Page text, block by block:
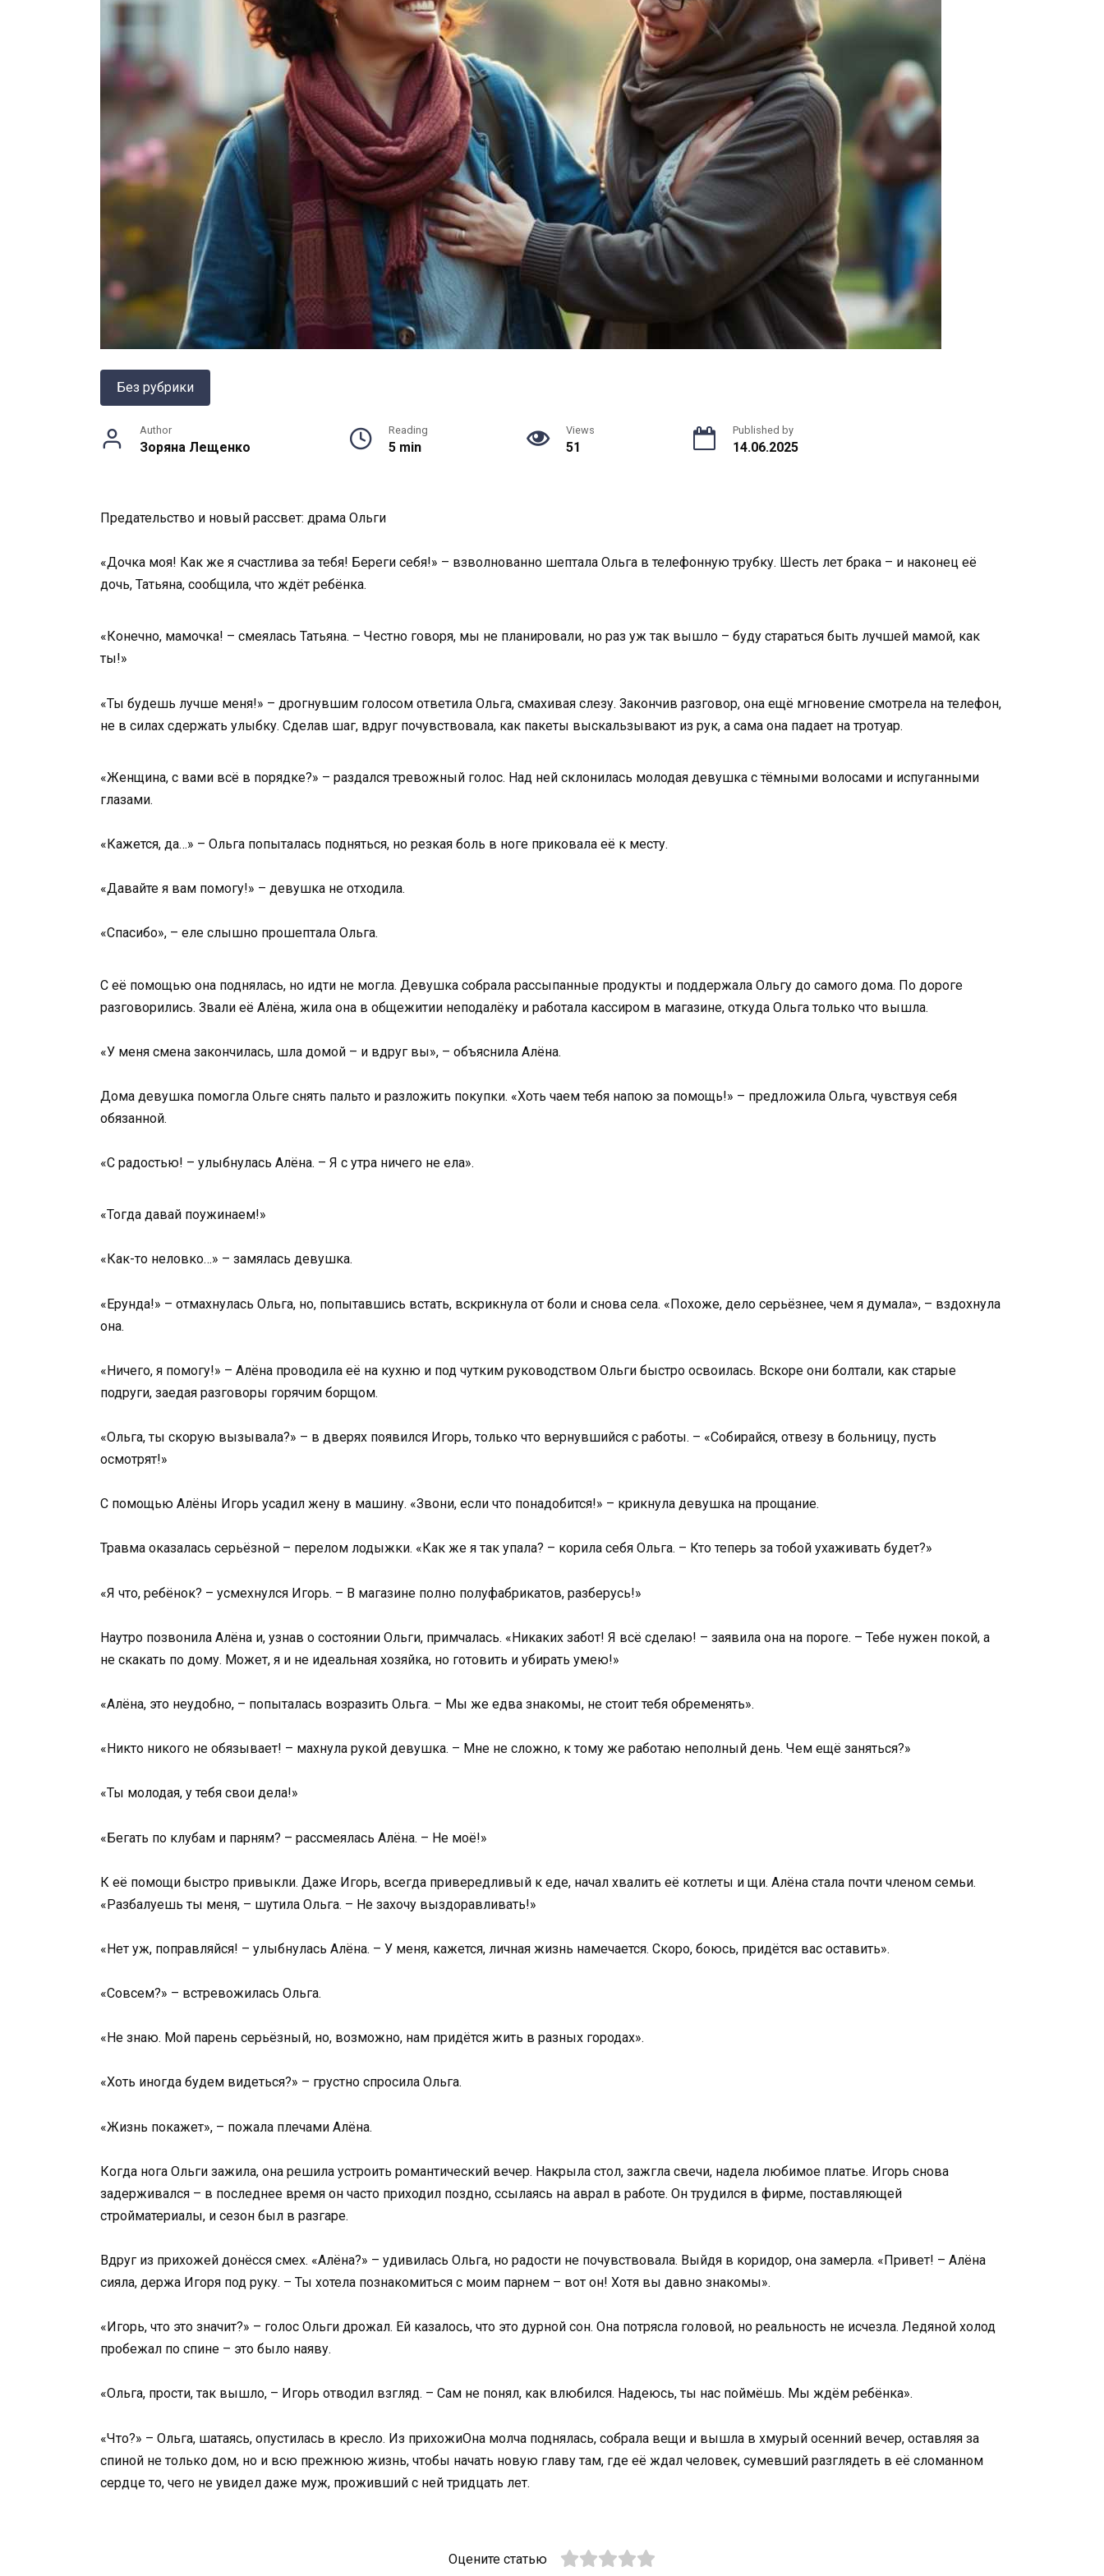
Без рубрики
Author
Зоряна Лещенко
Reading
5 min
Views
51
Published by
14.06.2025
Предательство и новый рассвет: драма Ольги
«Дочка моя! Как же я счастлива за тебя! Береги себя!» – взволнованно шептала Ольга в телефонную трубку. Шесть лет брака – и наконец её
дочь, Татьяна, сообщила, что ждёт ребёнка.
«Конечно, мамочка! – смеялась Татьяна. – Честно говоря, мы не планировали, но раз уж так вышло – буду стараться быть лучшей мамой, как
ты!»
«Ты будешь лучше меня!» – дрогнувшим голосом ответила Ольга, смахивая слезу. Закончив разговор, она ещё мгновение смотрела на телефон,
не в силах сдержать улыбку. Сделав шаг, вдруг почувствовала, как пакеты выскальзывают из рук, а сама она падает на тротуар.
«Женщина, с вами всё в порядке?» – раздался тревожный голос. Над ней склонилась молодая девушка с тёмными волосами и испуганными
глазами.
«Кажется, да…» – Ольга попыталась подняться, но резкая боль в ноге приковала её к месту.
«Давайте я вам помогу!» – девушка не отходила.
«Спасибо», – еле слышно прошептала Ольга.
С её помощью она поднялась, но идти не могла. Девушка собрала рассыпанные продукты и поддержала Ольгу до самого дома. По дороге
разговорились. Звали её Алёна, жила она в общежитии неподалёку и работала кассиром в магазине, откуда Ольга только что вышла.
«У меня смена закончилась, шла домой – и вдруг вы», – объяснила Алёна.
Дома девушка помогла Ольге снять пальто и разложить покупки. «Хоть чаем тебя напою за помощь!» – предложила Ольга, чувствуя себя
обязанной.
«С радостью! – улыбнулась Алёна. – Я с утра ничего не ела».
«Тогда давай поужинаем!»
«Как-то неловко…» – замялась девушка.
«Ерунда!» – отмахнулась Ольга, но, попытавшись встать, вскрикнула от боли и снова села. «Похоже, дело серьёзнее, чем я думала», – вздохнула
она.
«Ничего, я помогу!» – Алёна проводила её на кухню и под чутким руководством Ольги быстро освоилась. Вскоре они болтали, как старые
подруги, заедая разговоры горячим борщом.
«Ольга, ты скорую вызывала?» – в дверях появился Игорь, только что вернувшийся с работы. – «Собирайся, отвезу в больницу, пусть
осмотрят!»
С помощью Алёны Игорь усадил жену в машину. «Звони, если что понадобится!» – крикнула девушка на прощание.
Травма оказалась серьёзной – перелом лодыжки. «Как же я так упала? – корила себя Ольга. – Кто теперь за тобой ухаживать будет?»
«Я что, ребёнок? – усмехнулся Игорь. – В магазине полно полуфабрикатов, разберусь!»
Наутро позвонила Алёна и, узнав о состоянии Ольги, примчалась. «Никаких забот! Я всё сделаю! – заявила она на пороге. – Тебе нужен покой, а
не скакать по дому. Может, я и не идеальная хозяйка, но готовить и убирать умею!»
«Алёна, это неудобно, – попыталась возразить Ольга. – Мы же едва знакомы, не стоит тебя обременять».
«Никто никого не обязывает! – махнула рукой девушка. – Мне не сложно, к тому же работаю неполный день. Чем ещё заняться?»
«Ты молодая, у тебя свои дела!»
«Бегать по клубам и парням? – рассмеялась Алёна. – Не моё!»
К её помощи быстро привыкли. Даже Игорь, всегда привередливый к еде, начал хвалить её котлеты и щи. Алёна стала почти членом семьи.
«Разбалуешь ты меня, – шутила Ольга. – Не захочу выздоравливать!»
«Нет уж, поправляйся! – улыбнулась Алёна. – У меня, кажется, личная жизнь намечается. Скоро, боюсь, придётся вас оставить».
«Совсем?» – встревожилась Ольга.
«Не знаю. Мой парень серьёзный, но, возможно, нам придётся жить в разных городах».
«Хоть иногда будем видеться?» – грустно спросила Ольга.
«Жизнь покажет», – пожала плечами Алёна.
Когда нога Ольги зажила, она решила устроить романтический вечер. Накрыла стол, зажгла свечи, надела любимое платье. Игорь снова
задерживался – в последнее время он часто приходил поздно, ссылаясь на аврал в работе. Он трудился в фирме, поставляющей
стройматериалы, и сезон был в разгаре.
Вдруг из прихожей донёсся смех. «Алёна?» – удивилась Ольга, но радости не почувствовала. Выйдя в коридор, она замерла. «Привет! – Алёна
сияла, держа Игоря под руку. – Ты хотела познакомиться с моим парнем – вот он! Хотя вы давно знакомы».
«Игорь, что это значит?» – голос Ольги дрожал. Ей казалось, что это дурной сон. Она потрясла головой, но реальность не исчезла. Ледяной холод
пробежал по спине – это было наяву.
«Ольга, прости, так вышло, – Игорь отводил взгляд. – Сам не понял, как влюбился. Надеюсь, ты нас поймёшь. Мы ждём ребёнка».
«Что?» – Ольга, шатаясь, опустилась в кресло. Из прихожиОна молча поднялась, собрала вещи и вышла в хмурый осенний вечер, оставляя за
спиной не только дом, но и всю прежнюю жизнь, чтобы начать новую главу там, где её ждал человек, сумевший разглядеть в её сломанном
сердце то, чего не увидел даже муж, проживший с ней тридцать лет.
Оцените статью